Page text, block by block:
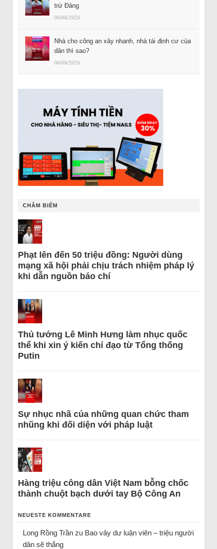
trừ Đảng
08/08/2026
Nhà cho công an xây nhanh, nhà tái định cư của
dân thì sao?
08/08/2026
CHÂM BIẾM
Phạt lên đến 50 triệu đồng: Người dùng
mạng xã hội phải chịu trách nhiệm pháp lý
khi dẫn nguồn báo chí
Thủ tướng Lê Minh Hưng làm nhục quốc
thể khi xin ý kiến chỉ đạo từ Tổng thống
Putin
Sự nhục nhã của những quan chức tham
nhũng khi đối diện với pháp luật
Hàng triệu công dân Việt Nam bỗng chốc
thành chuột bạch dưới tay Bộ Công An
NEUESTE KOMMENTARE
Long Rồng Trầnzu Bao vây dư luận viên – triệu người
dân sẽ thắng